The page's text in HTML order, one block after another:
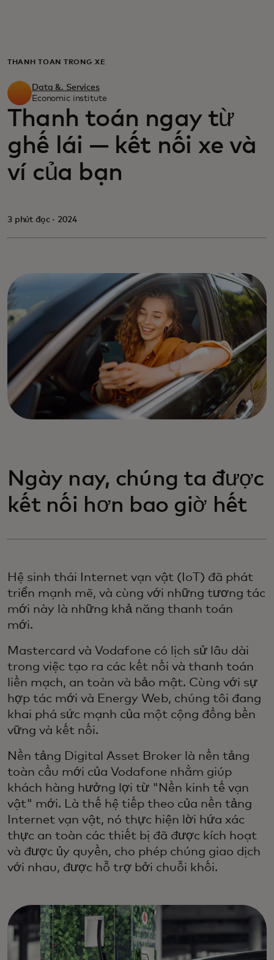
Dành cho doanh nghiệp
Dành cho thế giới
Dành cho nhà đổi mới
Tin tức và xu hướng
THANH TOÁN TRONG XE
Data &. Services
Economic institute
Thanh toán ngay từ
ghế lái — kết nối xe và
ví của bạn
3 phút đọc · 2024
Ngày nay, chúng ta được
kết nối hơn bao giờ hết
Hệ sinh thái Internet vạn vật (IoT) đã phát
triển mạnh mẽ, và cùng với những tương tác
mới này là những khả năng thanh toán
mới.
Mastercard và Vodafone có lịch sử lâu dài
trong việc tạo ra các kết nối và thanh toán
liền mạch, an toàn và bảo mật. Cùng với sự
hợp tác mới và Energy Web, chúng tôi đang
khai phá sức mạnh của một cộng đồng bền
vững và kết nối.
Nền tảng Digital Asset Broker là nền tảng
toàn cầu mới của Vodafone nhằm giúp
khách hàng hưởng lợi từ "Nền kinh tế vạn
vật" mới. Là thế hệ tiếp theo của nền tảng
Internet vạn vật, nó thực hiện lời hứa xác
thực an toàn các thiết bị đã được kích hoạt
và được ủy quyền, cho phép chúng giao dịch
với nhau, được hỗ trợ bởi chuỗi khối.